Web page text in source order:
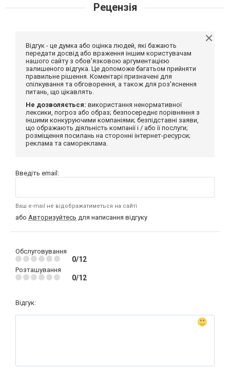
Рецензія
Відгук - це думка або оцінка людей, які бажають
передати досвід або враження іншим користувачам
нашого сайту з обов'язковою аргументацією
залишеного відгука. Це допоможе багатьом прийняти
правильне рішення. Коментарі призначені для
спілкування та обговорення, а також для роз'яснення
питань, що цікавлять.
Не дозволяється: використання ненормативної
лексики, погроз або образ; безпосереднє порівняння з
іншими конкуруючими компаніями; безпідставні заяви,
що ображають діяльність компанії і / або її послуги;
розміщення посилань на сторонні інтернет-ресурси;
реклама та самореклама.
Введіть email:
Ваш e-mail не відображатиметься на сайті
або Авторизуйтесь для написання відгуку
Обслуговування
0/12
Розташування
0/12
Відгук: